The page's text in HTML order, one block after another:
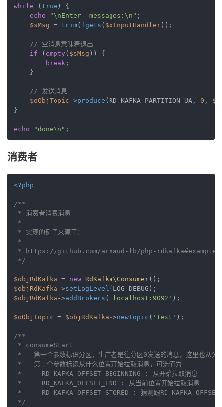
while ( true ) {
echo
"\nEnter  messages:\n" ;
$sMsg = trim( fgets ( $oInputHandler ));
// 空消息意味着退出
if ( empty ( $sMsg )) {
break ;
    }
// 发送消息
$oObjTopic ->produce (RD_KAFKA_PARTITION_UA, 0 ,
}
echo "done\n"
消费者
<?php
/**
* 消费者消费消息
*
* 实现的例子来源于：
*
* https://github.com/arnaud-lb/php-rdkafka#examples
*/
$objRdKafka = new RdKafka\Consumer
$objRdKafka ->setLogLevel
$objRdKafka ->addBrokers ( 'localhost:9092' );
$oObjTopic = $objRdKafka ->newTopic ( 'test' );
/**
* consumeStart
*   第一个参数标识分区，生产者是往分区0发送的消息，这里也从分
*   第二个参数标识从什么位置开始拉取消息，可选值为
*     RD_KAFKA_OFFSET_BEGINNING : 从开始拉取消息
*     RD_KAFKA_OFFSET_END : 从当前位置开始拉取消息
*     RD_KAFKA_OFFSET_STORED : 猜测跟
*/